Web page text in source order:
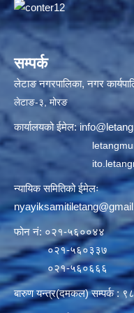
सम्पर्क
लेटाङ नगरपालिका, नगर
लेटाङ-३, मोरङ
कार्यालयको ईमेल:
न्यायिक समितिको ईमेलः
फोन नं: ०२१-५६००४४
०२१-५६०३३७
०२१-५६०६६६
बारुण यन्त्र(दमकल) सम्पर्क :